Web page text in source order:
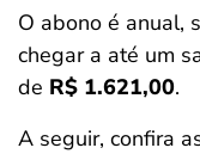
O abono é anual,
chegar a até um
de R$ 1.621,00.
A seguir, confira